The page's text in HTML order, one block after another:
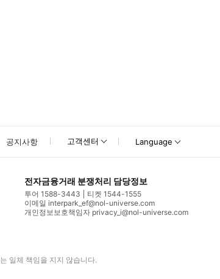
공지사항 고객센터 Language
전자금융거래 분쟁처리 담당정보
투어 1588-3443
티켓 1544-1555
이메일 interpark_ef@nol-universe.com
개인정보보호책임자 privacy_i@nol-universe.com
는 일체 책임을 지지 않습니다.